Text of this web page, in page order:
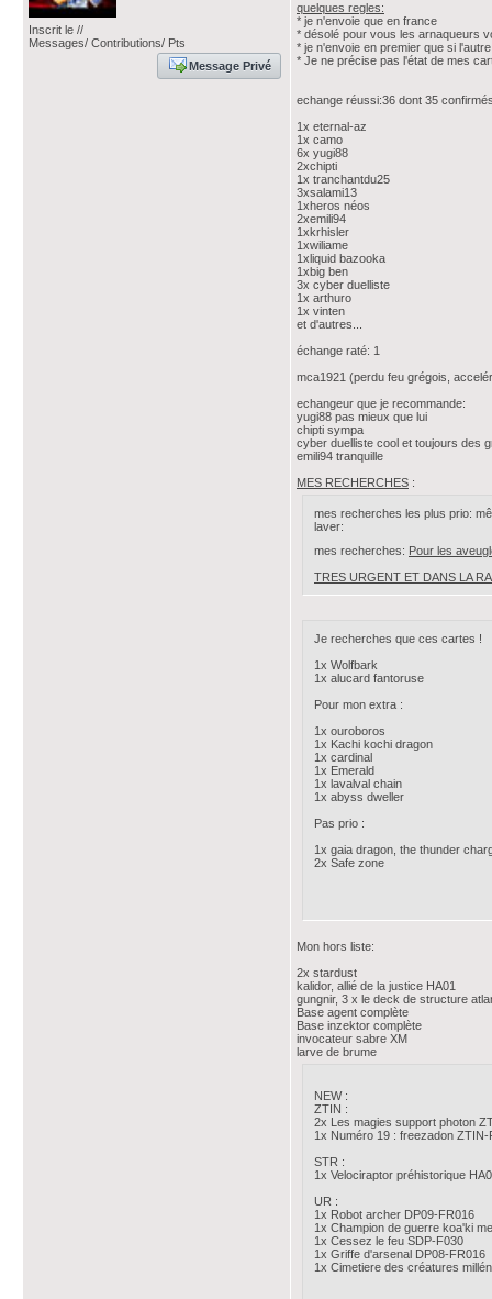
Inscrit le //
Messages/ Contributions/ Pts
Message Privé
quelques regles:
* je n'envoie que en france
* désolé pour vous les arnaqueurs
* je n'envoie en premier que si
* Je ne précise pas l'état de mes
echange réussi:36 dont 35
1x eternal-az
1x camo
6x yugi88
2xchipti
1x tranchantdu25
3xsalami13
1xheros néos
2xemili94
1xkrhisler
1xwiliame
1xliquid bazooka
1xbig ben
3x cyber duelliste
1x arthuro
1x vinten
et d'autres...
échange raté: 1
mca1921 (perdu feu grégois,
echangeur que je recommande:
yugi88 pas mieux que lui
chipti sympa
cyber duelliste cool et toujours des
emili94 tranquille
MES RECHERCHES :
mes recherches les plus prio:
laver:
mes recherches: Pour les
TRES URGENT ET DANS LA
Je recherches que ces cartes !
1x Wolfbark
1x alucard fantoruse
Pour mon extra :
1x ouroboros
1x Kachi kochi dragon
1x cardinal
1x Emerald
1x lavalval chain
1x abyss dweller
Pas prio :
1x gaia dragon, the thunder
2x Safe zone
Mon hors liste:
2x stardust
kalidor, allié de la justice HA01
gungnir, 3 x le deck de structure
Base agent complète
Base inzektor complète
invocateur sabre XM
larve de brume
NEW :
ZTIN :
2x Les magies support photon
1x Numéro 19 : freezadon ZTIN-
STR :
1x Velociraptor préhistorique
UR :
1x Robot archer DP09-FR016
1x Champion de guerre koa'ki
1x Cessez le feu SDP-F030
1x Griffe d'arsenal DP08-FR016
1x Cimetiere des créatures